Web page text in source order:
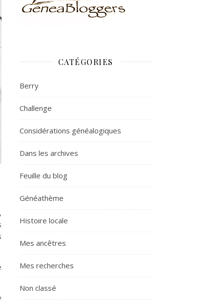
CATÉGORIES
Berry
Challenge
Considérations généalogiques
Dans les archives
Feuille du blog
Généathème
Histoire locale
Mes ancêtres
Mes recherches
Non classé